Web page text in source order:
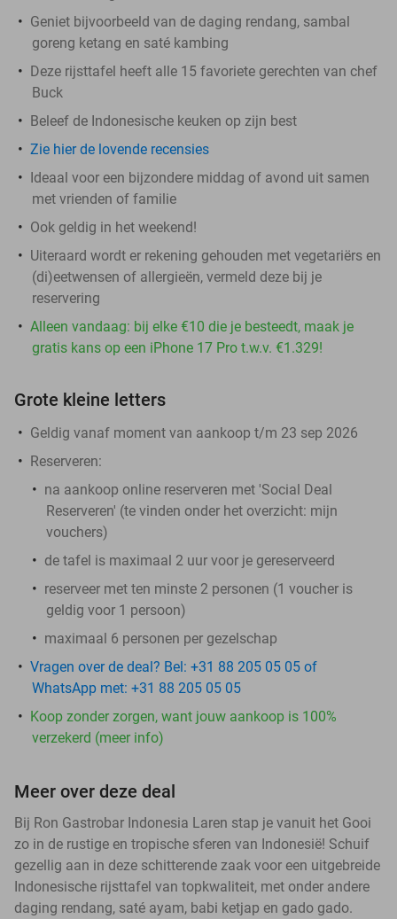
Geniet bijvoorbeeld van de daging rendang, sambal
goreng ketang en saté kambing
Deze rijsttafel heeft alle 15 favoriete gerechten van chef
Buck
Beleef de Indonesische keuken op zijn best
Zie hier de lovende recensies
Ideaal voor een bijzondere middag of avond uit samen
met vrienden of familie
Ook geldig in het weekend!
Uiteraard wordt er rekening gehouden met vegetariërs en
(di)eetwensen of allergieën, vermeld deze bij je
reservering
Alleen vandaag: bij elke €10 die je besteedt, maak je
gratis kans op een iPhone 17 Pro t.w.v. €1.329!
Grote kleine letters
Geldig vanaf moment van aankoop t/m 23 sep 2026
Reserveren:
na aankoop online reserveren met 'Social Deal
Reserveren' (te vinden onder het overzicht: mijn
vouchers)
de tafel is maximaal 2 uur voor je gereserveerd
reserveer met ten minste 2 personen (1 voucher is
geldig voor 1 persoon)
maximaal 6 personen per gezelschap
Vragen over de deal? Bel: +31 88 205 05 05 of
WhatsApp met: +31 88 205 05 05
Koop zonder zorgen, want jouw aankoop is 100%
verzekerd (meer info)
Meer over deze deal
Bij Ron Gastrobar Indonesia Laren stap je vanuit het Gooi
zo in de rustige en tropische sferen van Indonesië! Schuif
gezellig aan in deze schitterende zaak voor een uitgebreide
Indonesische rijsttafel van topkwaliteit, met onder andere
daging rendang, saté ayam, babi ketjap en gado gado.